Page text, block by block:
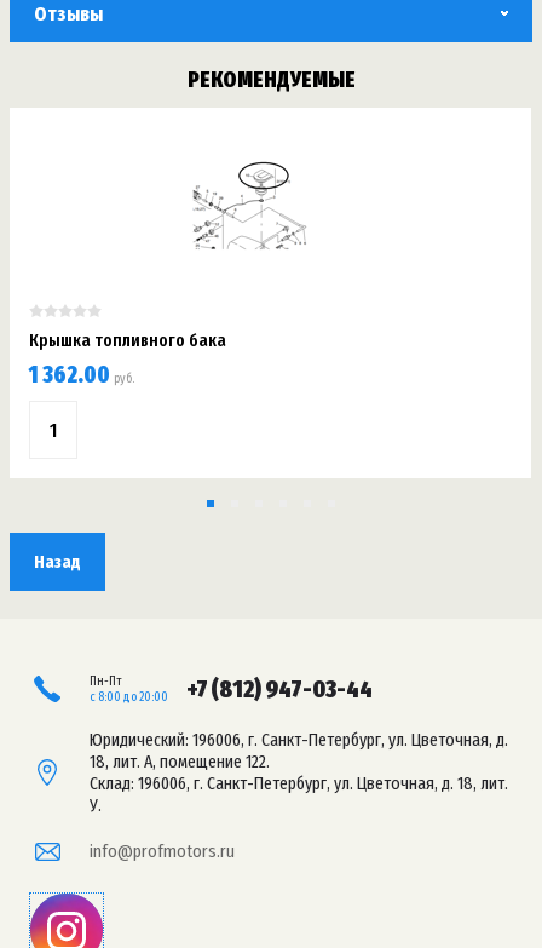
Отзывы
РЕКОМЕНДУЕМЫЕ
Крышка топливного бака
1 362.00 руб.
Назад
Пн-Пт
с 8:00 до 20:00
+7 (812) 947-03-44
Юридический: 196006, г. Санкт-Петербург, ул. Цветочная, д.
18, лит. А, помещение 122.
Склад: 196006, г. Санкт-Петербург, ул. Цветочная, д. 18, лит.
У.
info@profmotors.ru